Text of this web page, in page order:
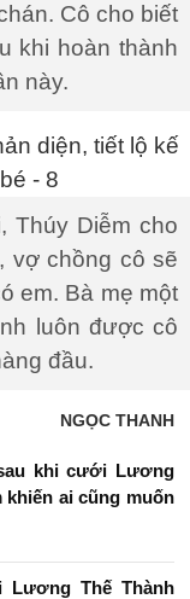
Cô cho biết
khi hoàn thành
này.
Thúy Diễm cho
vợ chồng cô sẽ
em. Bà mẹ một
luôn được cô
đầu.
NGỌC THANH
khi cưới Lương
khiến ai cũng muốn
Lương Thế Thành